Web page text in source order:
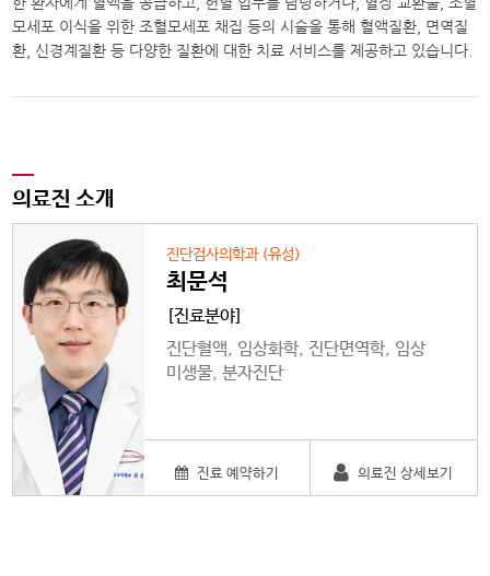
모세포 이식을 위한 조혈모세포 채집 등의 시술을 통해 혈액질환, 면역질
환, 신경계질환 등 다양한 질환에 대한 치료 서비스를 제공하고 있습니다.
의료진 소개
진단검사의학과 (유성)
최문석
[진료분야]
진단혈액, 임상화학, 진단면역학, 임상
미생물, 분자진단
진료 예약하기 의료진 상세보기